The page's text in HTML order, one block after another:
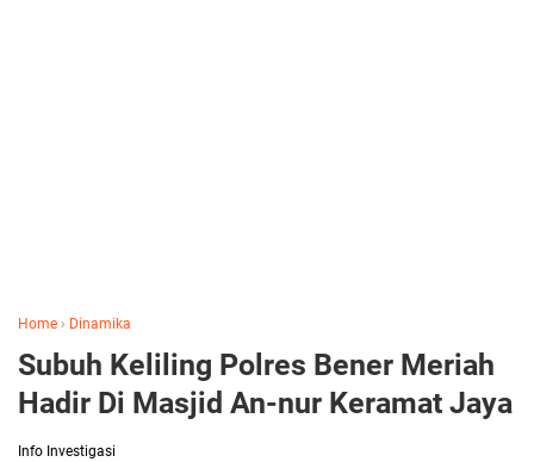
Home › Dinamika
Subuh Keliling Polres Bener Meriah
Hadir Di Masjid An-nur Keramat Jaya
Info Investigasi